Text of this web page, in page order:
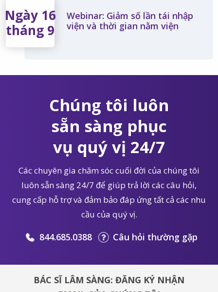
Ngày 16
tháng 9
Webinar: Giảm số lần tái nhập
viện và thời gian nằm viện
Chúng tôi luôn
sẵn sàng phục
vụ quý vị 24/7
Các chuyên gia chăm sóc cuối đời của chúng tôi
luôn sẵn sàng 24/7 để giúp trả lời các câu hỏi,
cung cấp hỗ trợ và đảm bảo đáp ứng tất cả các nhu
cầu của quý vị.
844.685.0388 Câu hỏi thường gặp
BÁC SĨ LÂM SÀNG: ĐĂNG KÝ NHẬN